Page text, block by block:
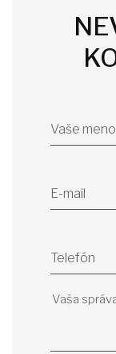
Vaše meno
E-mail
Telefón